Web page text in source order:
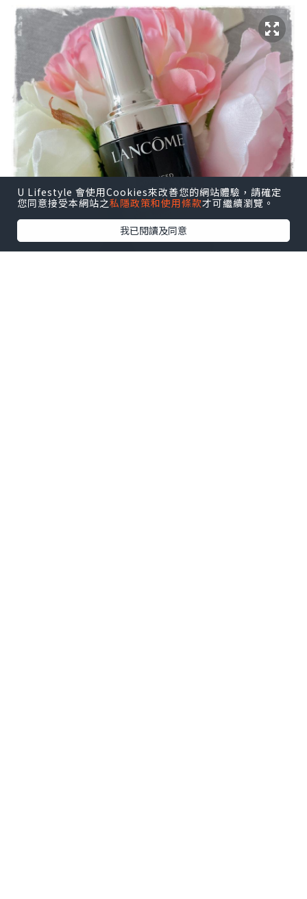
U Lifestyle 會使用Cookies來改善您的網站體驗，請確定
您同意接受本網站之私隱政策和使用條款才可繼續瀏覽。
我已閱讀及同意